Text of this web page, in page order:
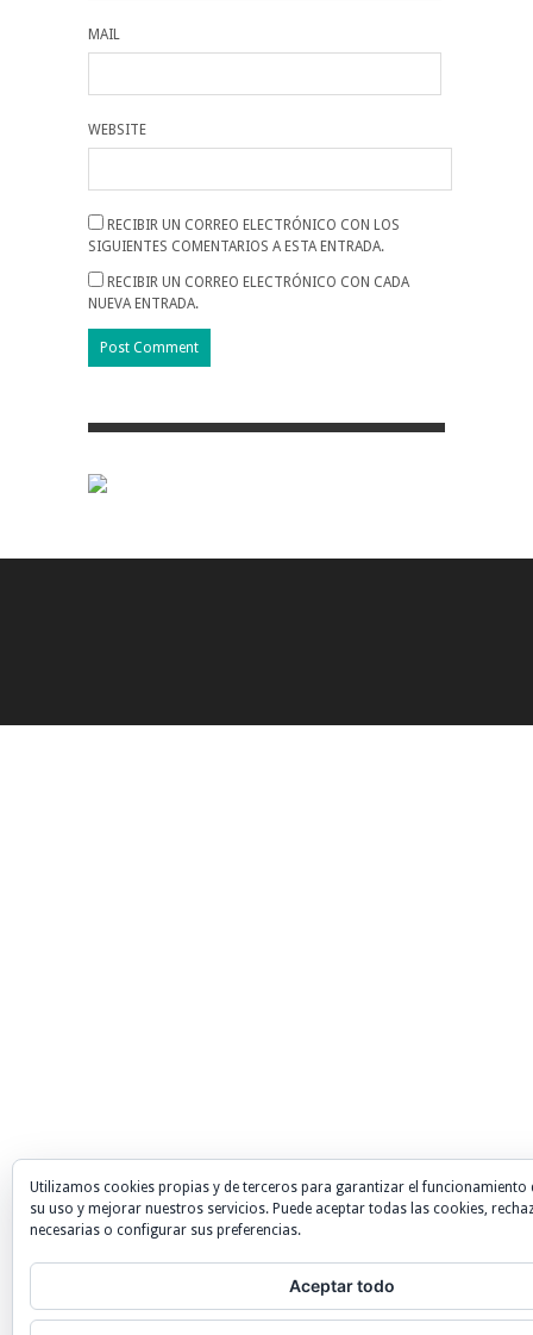
MAIL
WEBSITE
RECIBIR UN CORREO ELECTRÓNICO CON LOS
SIGUIENTES COMENTARIOS A ESTA ENTRADA.
RECIBIR UN CORREO ELECTRÓNICO CON CADA
NUEVA ENTRADA.
Utilizamos cookies propias y de terceros para garantizar el funcionamiento
su uso y mejorar nuestros servicios. Puede aceptar todas las cookies,
necesarias o configurar sus preferencias.
Aceptar todo